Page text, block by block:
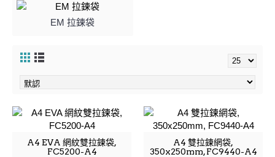
EM 拉鍊袋
A4 EVA 網紋雙拉鍊袋,
FC5200-A4
A4 雙拉鍊網袋,
350x250mm, FC9440-A4